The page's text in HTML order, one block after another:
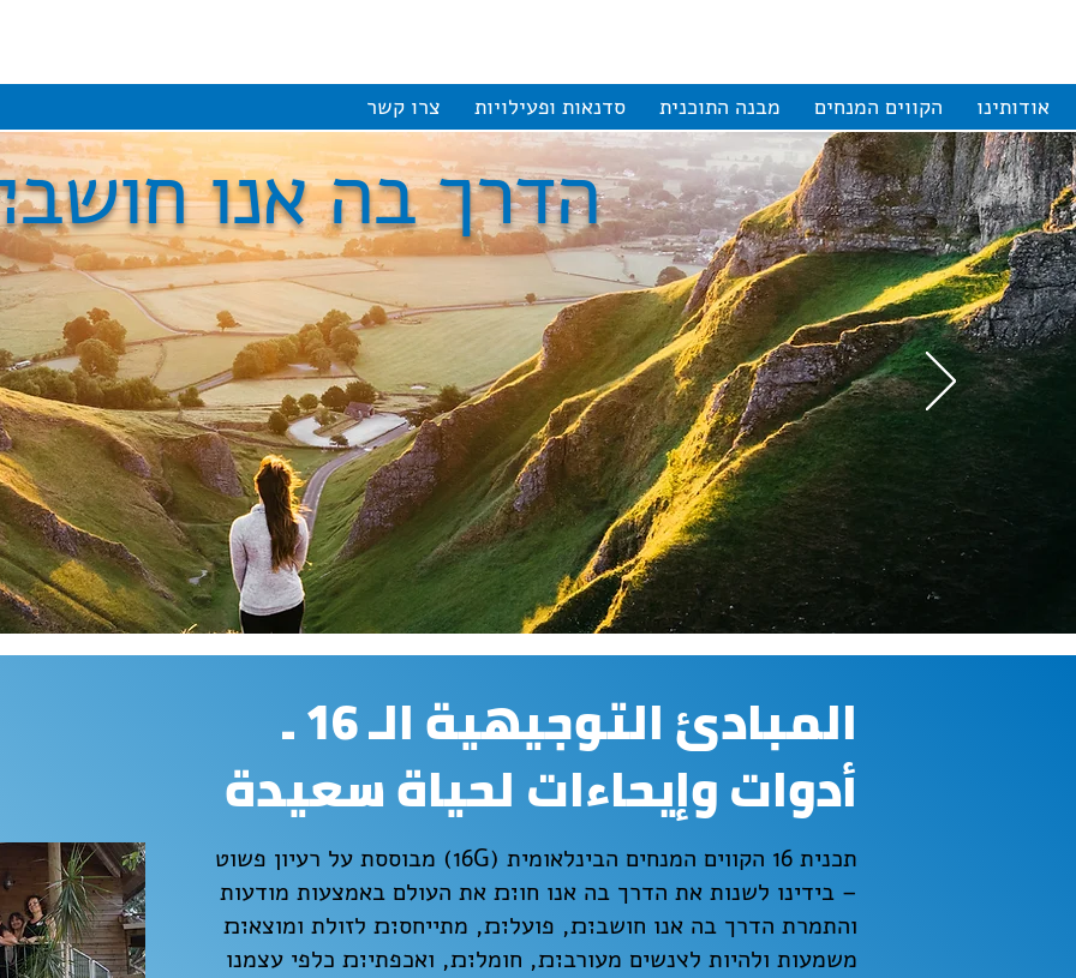
אודותינו הקווים המנחים מבנה התוכנית סדנאות ופעילויות צרו קשר
הדרך בה אנו
المبادئ التوجيهية الـ 16 ـ
أدوات وإيحاءات لحياة سعيدة
תכנית 16 הקווים המנחים הבינלאומית (16G) מבוססת על רעיון פשוט
– בידינו לשנות את הדרך בה אנו חו׊׉ את העולם באמצעות מודעות
והתמרת הדרך בה אנו חושב׊׉, פועל׊׉, מתייחס׊׉ לזולת ומוצא׊׉
משמעות ולהיות ל׭נשים מעורב׊׉, חומל׊׉, ואכפתי׊׉ כלפי עצמנו